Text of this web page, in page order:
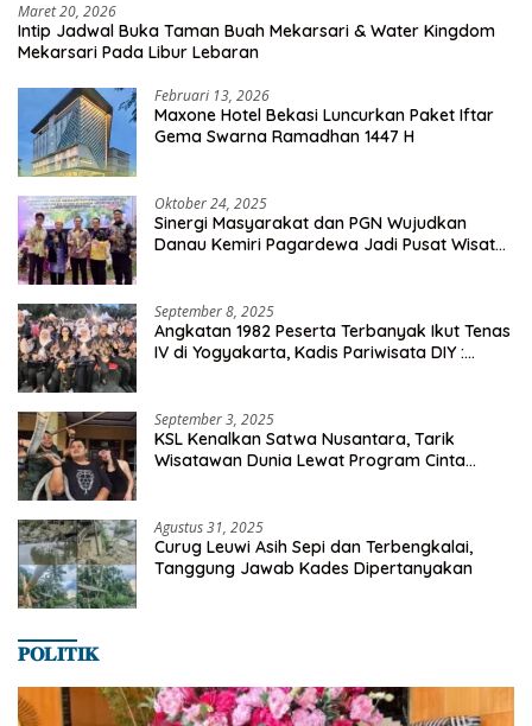
Maret 20, 2026
Intip Jadwal Buka Taman Buah Mekarsari & Water Kingdom
Mekarsari Pada Libur Lebaran
Februari 13, 2026
Maxone Hotel Bekasi Luncurkan Paket Iftar
Gema Swarna Ramadhan 1447 H
Oktober 24, 2025
Sinergi Masyarakat dan PGN Wujudkan
Danau Kemiri Pagardewa Jadi Pusat Wisata
September 8, 2025
Angkatan 1982 Peserta Terbanyak Ikut Tenas
IV di Yogyakarta, Kadis Pariwisata DIY :
September 3, 2025
KSL Kenalkan Satwa Nusantara, Tarik
Wisatawan Dunia Lewat Program Cinta
Agustus 31, 2025
Curug Leuwi Asih Sepi dan Terbengkalai,
Tanggung Jawab Kades Dipertanyakan
𝐏𝐎𝐋𝐈𝐓𝐈𝐊